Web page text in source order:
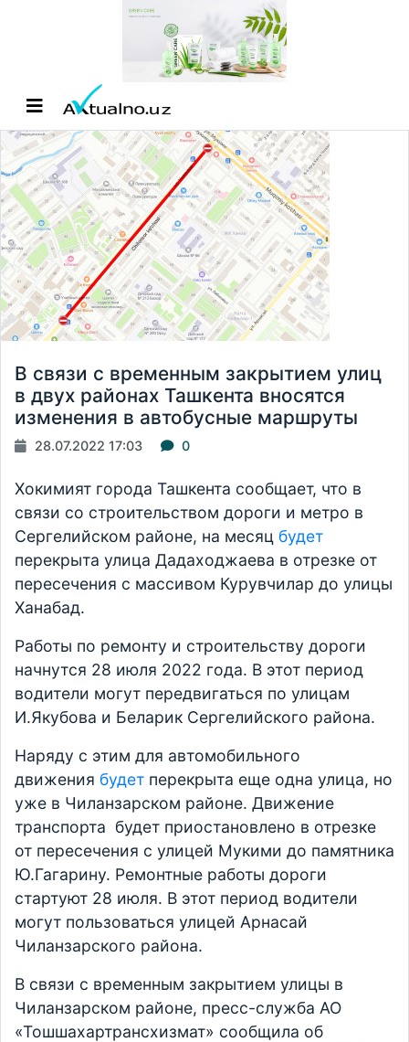
В связи с временным закрытием улиц
в двух районах Ташкента вносятся
изменения в автобусные маршруты
28.07.2022 17:03 0
Хокимият города Ташкента сообщает, что в
связи со строительством дороги и метро в
Сергелийском районе, на месяц будет
перекрыта улица Дадаходжаева в отрезке от
пересечения с массивом Курувчилар до улицы
Ханабад.
Работы по ремонту и строительству дороги
начнутся 28 июля 2022 года. В этот период
водители могут передвигаться по улицам
И.Якубова и Беларик Сергелийского района.
Наряду с этим для автомобильного
движения будет перекрыта еще одна улица, но
уже в Чиланзарском районе. Движение
транспорта будет приостановлено в отрезке
от пересечения с улицей Мукими до памятника
Ю.Гагарину. Ремонтные работы дороги
стартуют 28 июля. В этот период водители
могут пользоваться улицей Арнасай
Чиланзарского района.
В связи с временным закрытием улицы в
Чиланзарском районе, пресс-служба АО
«Тошшахартрансхизмат» сообщила об